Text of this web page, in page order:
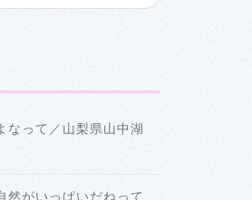
なって／山梨県山中湖
然がいっぱいだねって